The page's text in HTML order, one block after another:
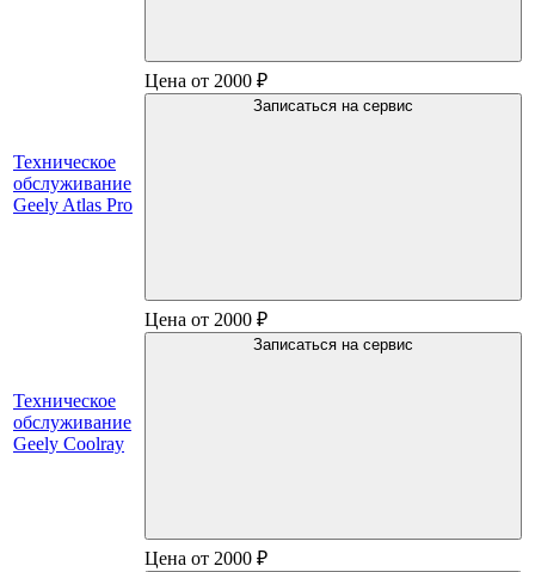
Техническое
обслуживание
Geely Atlas Pro
Цена от 2000 ₽
Записаться на сервис
Техническое
обслуживание
Geely Coolray
Цена от 2000 ₽
Записаться на сервис
Цена от 2000 ₽